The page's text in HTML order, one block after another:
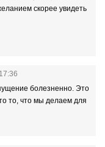
скорее увидеть
болезненно. Это
то, что мы делаем для